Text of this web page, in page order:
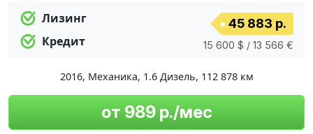
Лизинг
Кредит
45 883 р.
15 600 $ / 13 566 €
2016, Механика, 1.6 Дизель, 112 878 км
от 989 р./мес